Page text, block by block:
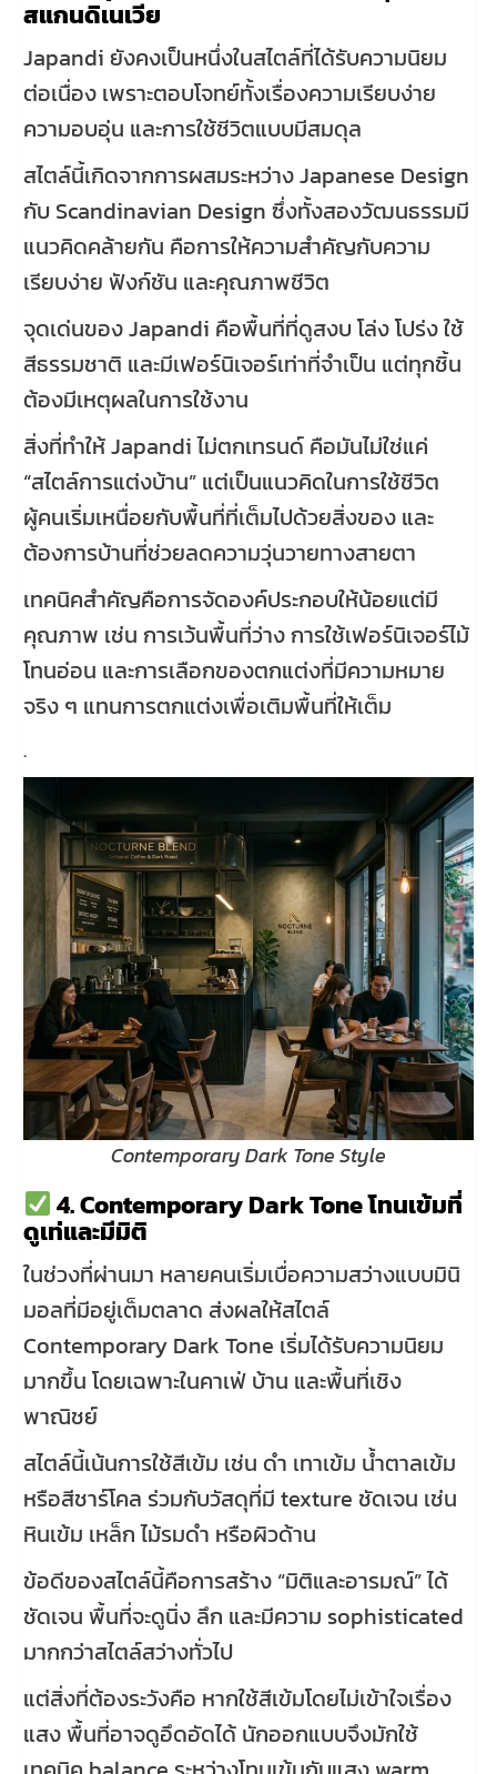
สแกนดิเนเวีย
Japandi ยังคงเป็นหนึ่งในสไตล์ที่ได้รับความนิยม
ต่อเนื่อง เพราะตอบโจทย์ทั้งเรื่องความเรียบง่าย
ความอบอุ่น และการใช้ชีวิตแบบมีสมดุล
สไตล์นี้เกิดจากการผสมระหว่าง Japanese Design
กับ Scandinavian Design ซึ่งทั้งสองวัฒนธรรมมี
แนวคิดคล้ายกัน คือการให้ความสำคัญกับความ
เรียบง่าย ฟังก์ชัน และคุณภาพชีวิต
จุดเด่นของ Japandi คือพื้นที่ที่ดูสงบ โล่ง โปร่ง ใช้
สีธรรมชาติ และมีเฟอร์นิเจอร์เท่าที่จำเป็น แต่ทุกชิ้น
ต้องมีเหตุผลในการใช้งาน
สิ่งที่ทำให้ Japandi ไม่ตกเทรนด์ คือมันไม่ใช่แค่
“สไตล์การแต่งบ้าน” แต่เป็นแนวคิดในการใช้ชีวิต
ผู้คนเริ่มเหนื่อยกับพื้นที่ที่เต็มไปด้วยสิ่งของ และ
ต้องการบ้านที่ช่วยลดความวุ่นวายทางสายตา
เทคนิคสำคัญคือการจัดองค์ประกอบให้น้อยแต่มี
คุณภาพ เช่น การเว้นพื้นที่ว่าง การใช้เฟอร์นิเจอร์ไม้
โทนอ่อน และการเลือกของตกแต่งที่มีความหมาย
จริง ๆ แทนการตกแต่งเพื่อเติมพื้นที่ให้เต็ม
.
Contemporary Dark Tone Style
4. Contemporary Dark Tone โทนเข้มที่
ดูเท่และมีมิติ
ในช่วงที่ผ่านมา หลายคนเริ่มเบื่อความสว่างแบบมินิ
มอลที่มีอยู่เต็มตลาด ส่งผลให้สไตล์
Contemporary Dark Tone เริ่มได้รับความนิยม
มากขึ้น โดยเฉพาะในคาเฟ่ บ้าน และพื้นที่เชิง
พาณิชย์
สไตล์นี้เน้นการใช้สีเข้ม เช่น ดำ เทาเข้ม น้ำตาลเข้ม
หรือสีชาร์โคล ร่วมกับวัสดุที่มี texture ชัดเจน เช่น
หินเข้ม เหล็ก ไม้รมดำ หรือผิวด้าน
ข้อดีของสไตล์นี้คือการสร้าง “มิติและอารมณ์” ได้
ชัดเจน พื้นที่จะดูนิ่ง ลึก และมีความ sophisticated
มากกว่าสไตล์สว่างทั่วไป
แต่สิ่งที่ต้องระวังคือ หากใช้สีเข้มโดยไม่เข้าใจเรื่อง
แสง พื้นที่อาจดูอึดอัดได้ นักออกแบบจึงมักใช้